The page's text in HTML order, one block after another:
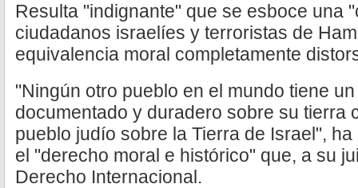
Resulta "indignante" que se esboce una
ciudadanos israelíes y terroristas de
equivalencia moral completamente
"Ningún otro pueblo en el mundo tiene
documentado y duradero sobre su tierra
pueblo judío sobre la Tierra de Israel",
el "derecho moral e histórico" que, a su
Derecho Internacional.